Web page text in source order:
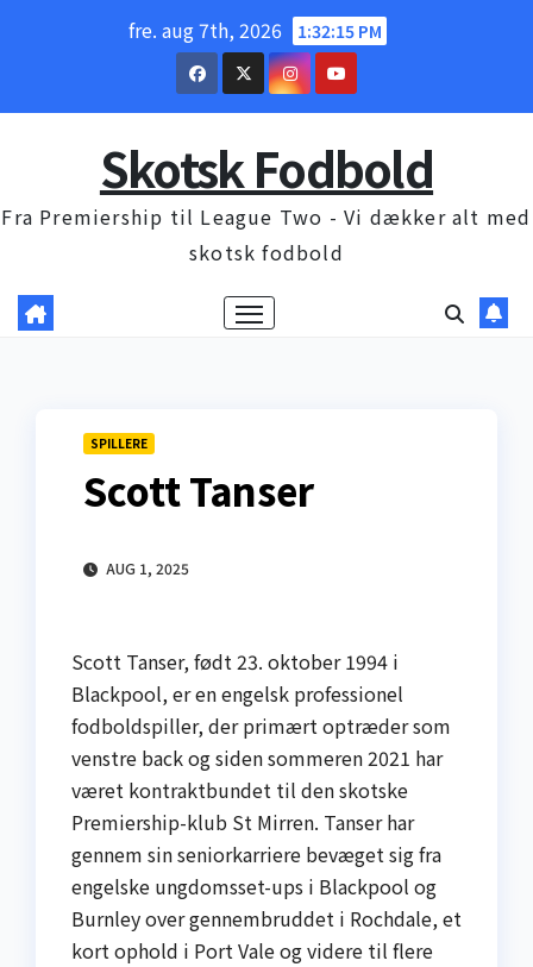
fre. aug 7th, 2026 1:32:16 PM
Skotsk Fodbold
Fra Premiership til League Two - Vi dækker alt med
skotsk fodbold
SPILLERE
Scott Tanser
AUG 1, 2025
Scott Tanser, født 23. oktober 1994 i
Blackpool, er en engelsk professionel
fodboldspiller, der primært optræder som
venstre back og siden sommeren 2021 har
været kontraktbundet til den skotske
Premiership-klub St Mirren. Tanser har
gennem sin seniorkarriere bevæget sig fra
engelske ungdomsset-ups i Blackpool og
Burnley over gennembruddet i Rochdale, et
kort ophold i Port Vale og videre til flere